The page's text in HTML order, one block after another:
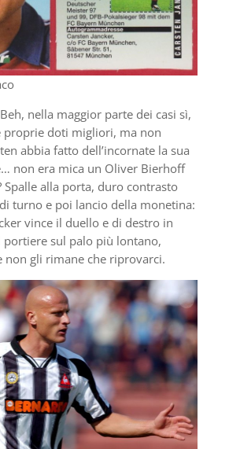
nella maggior parte dei casi sì,
proprie doti migliori, ma non
abbia fatto dell’incornate la sua
non era mica un Oliver Bierhoff
Spalle alla porta, duro contrasto
turno e poi lancio della monetina:
vince il duello e di destro in
portiere sul palo più lontano,
non gli rimane che riprovarci.